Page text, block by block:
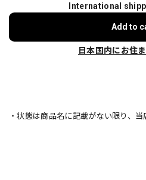
International
Add to
日本国内にお住
・状態は商品名に記載がない限り、当